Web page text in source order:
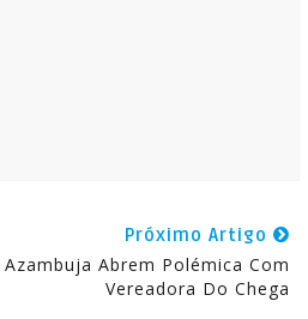
Próximo Artigo
Abrem Polémica Com
Vereadora Do Chega